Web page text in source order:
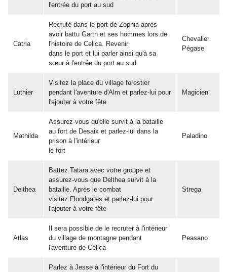
l'entrée du port au sud
Catria
Recruté dans le port de Zophia après
avoir battu Garth et ses hommes lors de
l'histoire de Celica. Revenir
dans le port et lui parler ainsi qu'à sa
sœur à l'entrée du port au sud.
Chevalier
Pégase
Luthier
Visitez la place du village forestier
pendant l'aventure d'Alm et parlez-lui pour
l'ajouter à votre fête
Magicien
Mathilda
Assurez-vous qu'elle survit à la bataille
au fort de Desaix et parlez-lui dans la
prison à l'intérieur
le fort
Paladino
Delthea
Battez Tatara avec votre groupe et
assurez-vous que Delthea survit à la
bataille. Après le combat
visitez Floodgates et parlez-lui pour
l'ajouter à votre fête
Strega
Atlas
Il sera possible de le recruter à l'intérieur
du village de montagne pendant
l'aventure de Celica
Peasano
Parlez à Jesse à l'intérieur du Fort du